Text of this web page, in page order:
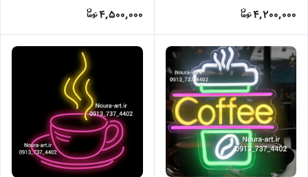
4,200,000
4,500,000